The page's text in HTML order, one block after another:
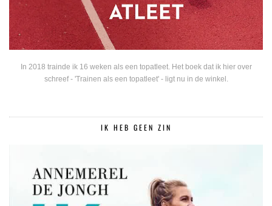
In 2018 trainde ik 16 weken als een topatleet. Het boek dat ik hier over
schreef - 'Trainen als een topatleet' - ligt nu in de winkel.
IK HEB GEEN ZIN